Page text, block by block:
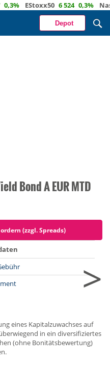
EStoxx50 6 524 0,3%
Depot
Bond A EUR MTD
(zzgl. Spreads)
>
eines Kapitalzuwachses auf
in ein diversifiziertes
(ohne Bonitätsbewertung)